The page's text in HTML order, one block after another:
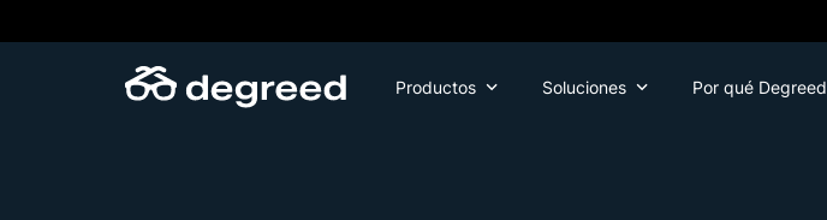
to
Productos Soluciones Por qué Degreed